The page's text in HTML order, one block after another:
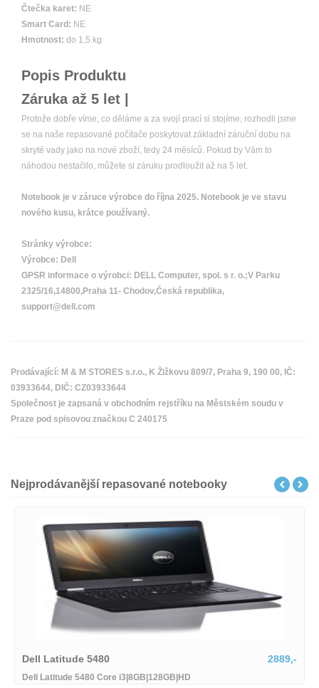
Čtečka karet: NE
Smart Card: NE
Hmotnost: do 1,5 kg
Popis Produktu
Záruka až 5 let |
Protože dobře víme, co děláme a za svojí prací si stojíme, rozhodli jsme
se na naše repasované počítače poskytovat základní záruční dobu na
skryté vady jako na nové zboží, tedy 24 měsíců. Pokud by Vám to
náhodou nestačilo, můžete si záruku prodloužit až na 5 let.
Notebook je v záruce výrobce do října 2025. Notebook je ve stavu
nového kusu, krátce používaný.
Stránky výrobce:
Výrobce: Dell
GPSR informace o výrobci: DELL Computer, spol. s r. o.;V Parku
2325/16,14800,Praha 11- Chodov,Česká republika,
support@dell.com
Prodávající: M & M STORES s.r.o., K Žižkovu 809/7, Praha 9, 190 00, IČ:
03933644, DIČ: CZ03933644
Společnost je zapsaná v obchodním rejstříku na Městském soudu v
Praze pod spisovou značkou C 240175
Nejprodávanější repasované notebooky
Dell Latitude 5480 2889,-
Dell Latitude 5480 Core i3|8GB|128GB|HD